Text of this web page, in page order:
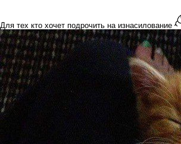
Для тех кто хочет подрочить на изнасилование